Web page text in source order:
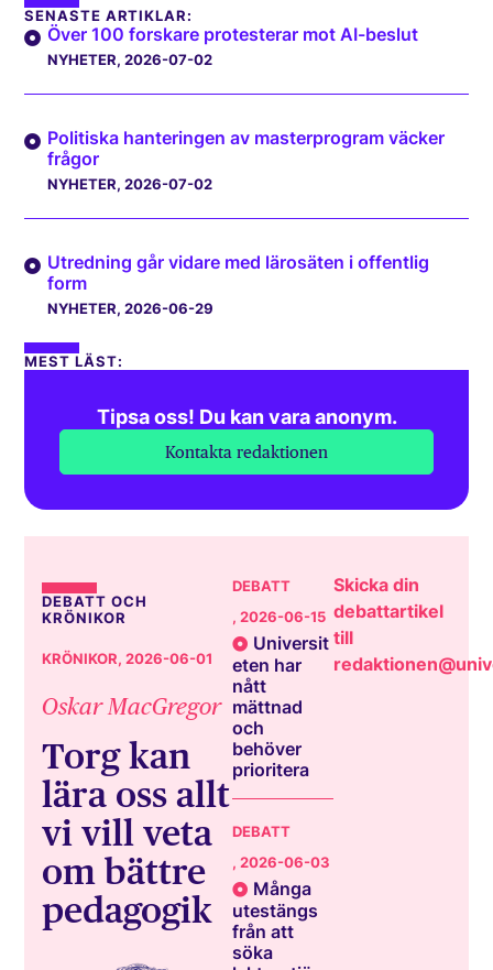
SENASTE ARTIKLAR:
Över 100 forskare protesterar mot AI-beslut
NYHETER, 2026-07-02
Politiska hanteringen av masterprogram väcker
frågor
NYHETER, 2026-07-02
Utredning går vidare med lärosäten i offentlig
form
NYHETER, 2026-06-29
MEST LÄST:
Tipsa oss! Du kan vara anonym.
Kontakta redaktionen
DEBATT OCH
KRÖNIKOR
KRÖNIKOR, 2026-06-01
Oskar MacGregor
Torg kan
lära oss allt
vi vill veta
om bättre
pedagogik
DEBATT
, 2026-06-15
Universit
eten har
nått
mättnad
och
behöver
prioritera
DEBATT
, 2026-06-03
Många
utestängs
från att
söka
Skicka din
debattartikel
till